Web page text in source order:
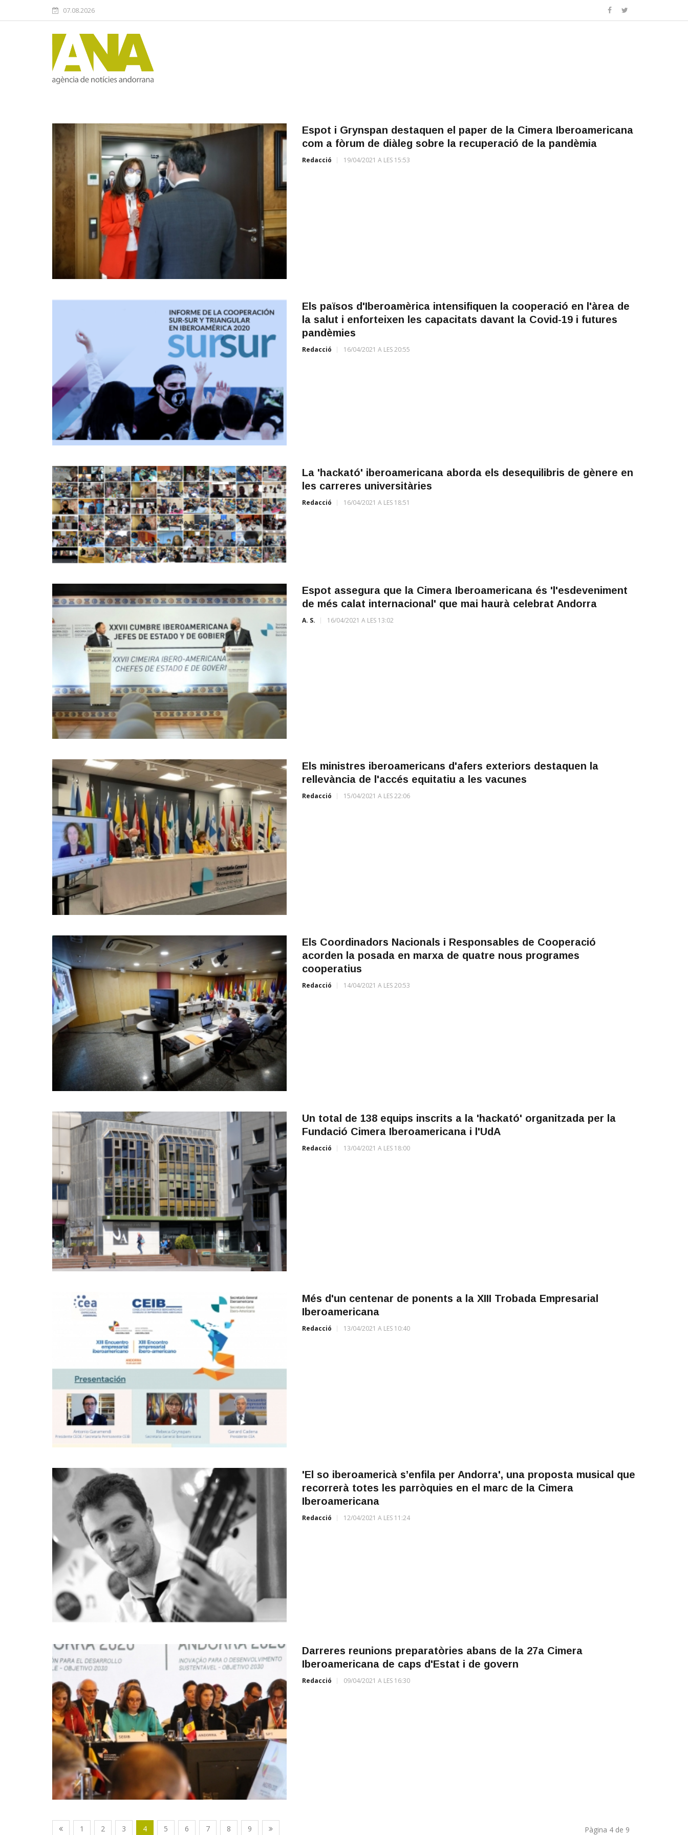
07.08.2026
Espot i Grynspan destaquen el paper de la Cimera Iberoamericana
com a fòrum de diàleg sobre la recuperació de la pandèmia
Redacció 19/04/2021 A LES 15:53
Els països d'Iberoamèrica intensifiquen la cooperació en l'àrea de
la salut i enforteixen les capacitats davant la Covid-19 i futures
pandèmies
Redacció 16/04/2021 A LES 20:55
La 'hackató' iberoamericana aborda els desequilibris de gènere en
les carreres universitàries
Redacció 16/04/2021 A LES 18:51
Espot assegura que la Cimera Iberoamericana és 'l'esdeveniment
de més calat internacional' que mai haurà celebrat Andorra
A. S. 16/04/2021 A LES 13:02
Els ministres iberoamericans d'afers exteriors destaquen la
rellevància de l'accés equitatiu a les vacunes
Redacció 15/04/2021 A LES 22:06
Els Coordinadors Nacionals i Responsables de Cooperació
acorden la posada en marxa de quatre nous programes
cooperatius
Redacció 14/04/2021 A LES 20:53
Un total de 138 equips inscrits a la 'hackató' organitzada per la
Fundació Cimera Iberoamericana i l'UdA
Redacció 13/04/2021 A LES 18:00
Més d'un centenar de ponents a la XIII Trobada Empresarial
Iberoamericana
Redacció 13/04/2021 A LES 10:40
'El so iberoamericà s’enfila per Andorra', una proposta musical que
recorrerà totes les parròquies en el marc de la Cimera
Iberoamericana
Redacció 12/04/2021 A LES 11:24
Darreres reunions preparatòries abans de la 27a Cimera
Iberoamericana de caps d'Estat i de govern
Redacció 09/04/2021 A LES 16:30
1 2 3 4 5 6 7 8 9 Pàgina 4 de 9